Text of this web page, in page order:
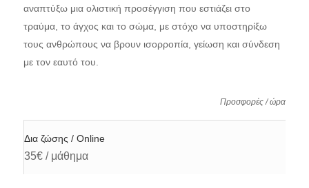
αναπτύξω μια ολιστική προσέγγιση που εστιάζει στο
τραύμα, το άγχος και το σώμα, με στόχο να υποστηρίξω
τους ανθρώπους να βρουν ισορροπία, γείωση και σύνδεση
με τον εαυτό του.
Προσφορές / ώρα
Δια ζώσης / Online
35€ / μάθημα